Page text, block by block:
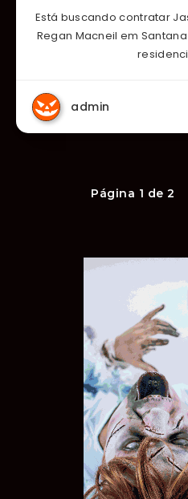
Está buscando contratar
Regan Macneil em
admin
Página 1 de 2